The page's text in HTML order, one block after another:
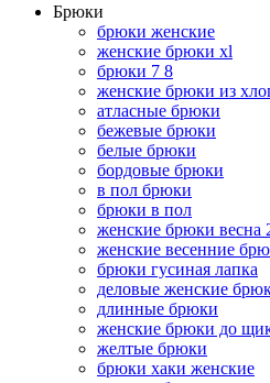
Брюки
брюки женские
женские брюки xl
брюки 7 8
женские брюки из
атласные брюки
бежевые брюки
белые брюки
бордовые брюки
в пол брюки
брюки в пол
женские брюки весна
женские весенние
брюки гусиная лапка
деловые женские
длинные брюки
женские брюки до
желтые брюки
брюки хаки женские